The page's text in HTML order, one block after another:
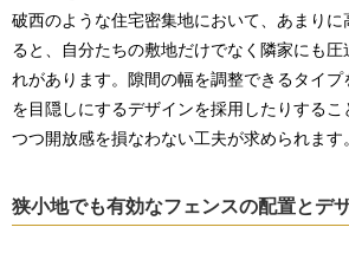
破西のような住宅密集地において、あまり
ると、自分たちの敷地だけでなく隣家にも
れがあります。隙間の幅を調整できるタイ
を目隠しにするデザインを採用したりするこ
つつ開放感を損なわない工夫が求められます。
狭小地でも有効なフェンスの配置とデ